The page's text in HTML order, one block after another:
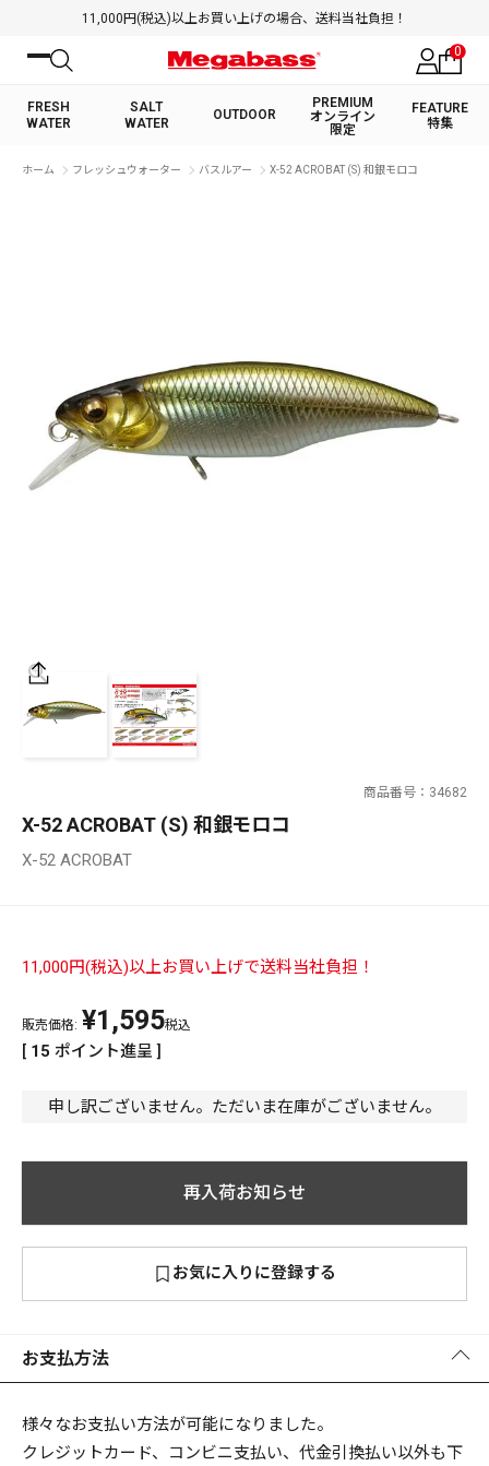
11,000円(税込)以上お買い上げの場合、送料当社負担！
0
FRESH
WATER
SALT
WATER
OUTDOOR
PREMIUM
オンライン
限定
FEATURE
特集
絞り込み検索
PREMIUM オンライン限定
FRESH WATER
価格 ¥
PREMIUM ［ オンライン限定 ］
2026NEW PRODUCTS
新作
リセット この内容で検索する
ホーム フレッシュウォーター バスルアー X-52 ACROBAT (S) 和銀モロコ
商品番号 34682
X-52 ACROBAT (S) 和銀モロコ
X-52 ACROBAT
11,000円(税込)以上お買い上げで送料当社負担！
申し訳ございません。ただいま在庫がございません。
販売価格: ¥1,595税込
[ 15 ポイント進呈 ]
再入荷お知らせ
お気に入りに登録する
お支払方法
様々なお支払い方法が可能になりました。
クレジットカード、コンビニ支払い、代金引換払い以外も下